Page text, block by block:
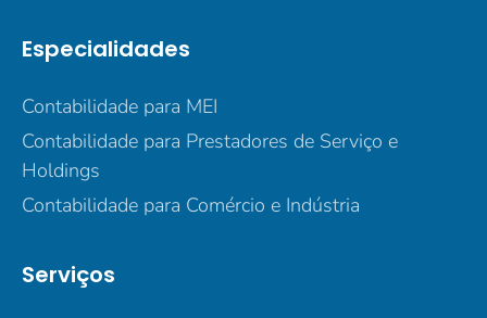
Especialidades
Contabilidade para MEI
Contabilidade para Prestadores de Serviço e
Holdings
Contabilidade para Comércio e Indústria
Serviços